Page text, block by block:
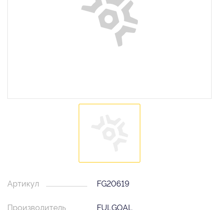
Артикул FG20619
Производитель
FULGOAL